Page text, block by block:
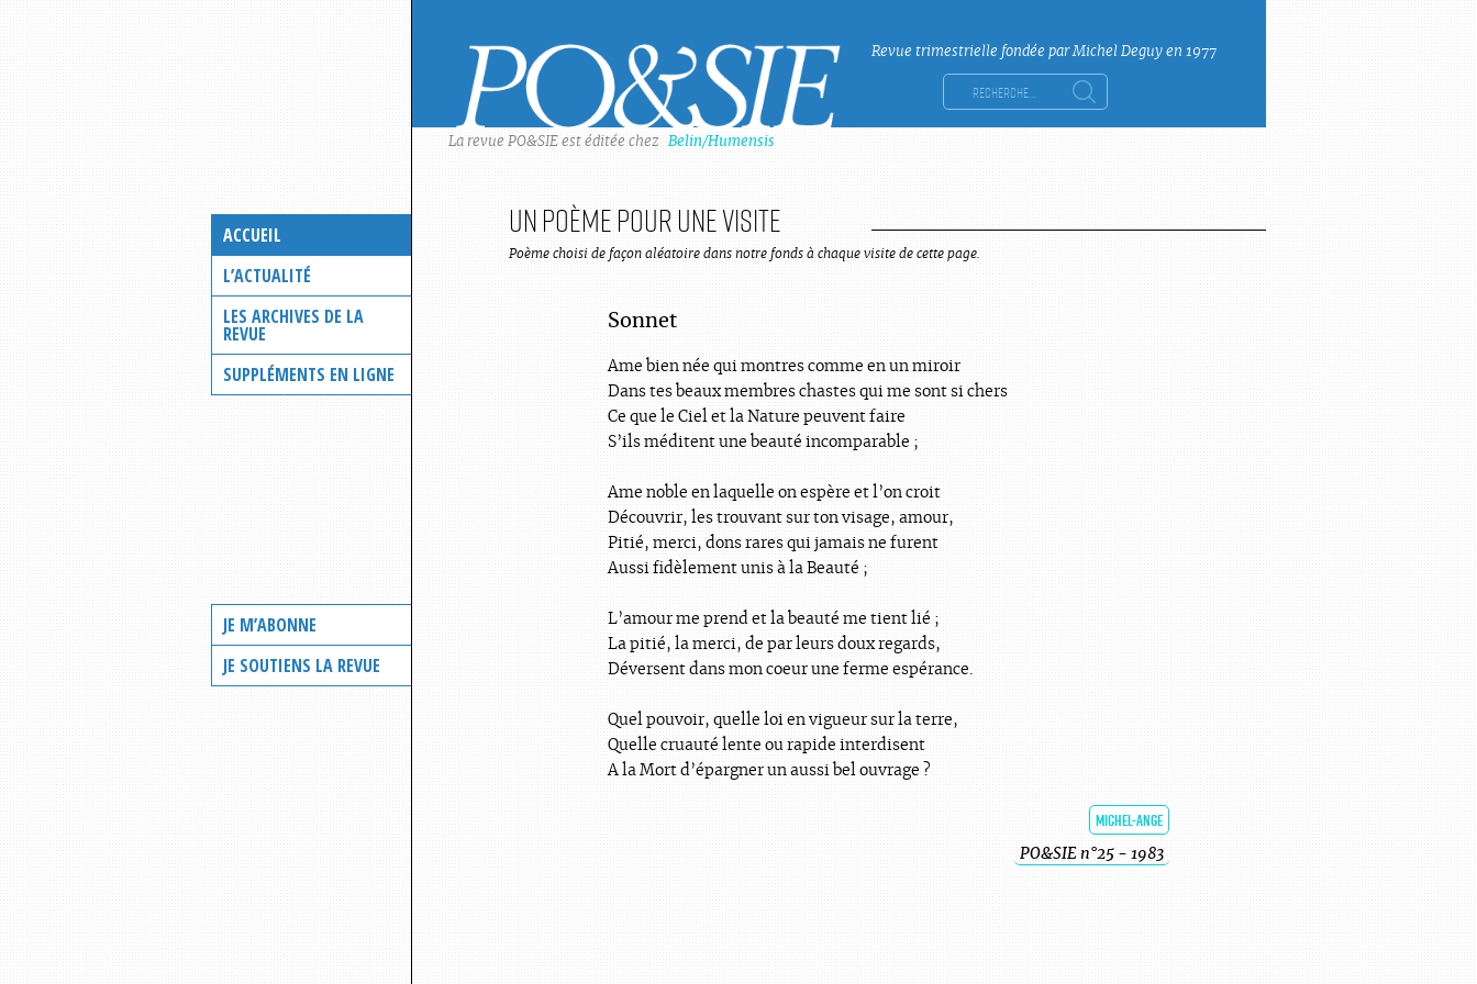
ACCUEIL
L’ACTUALITÉ
LES ARCHIVES DE LA
REVUE
SUPPLÉMENTS EN LIGNE
JE M’ABONNE
JE SOUTIENS LA REVUE
Revue trimestrielle fondée par Michel Deguy en 1977
Rechercher :
La revue PO&SIE est éditée chez Belin/Humensis
un Poème pour une visite
Poème choisi de façon aléatoire dans notre fonds à chaque visite de cette page.
Sonnet
Ame bien née qui montres comme en un miroir
Dans tes beaux membres chastes qui me sont si chers
Ce que le Ciel et la Nature peuvent faire
S’ils méditent une beauté incomparable ;
Ame noble en laquelle on espère et l’on croit
Découvrir, les trouvant sur ton visage, amour,
Pitié, merci, dons rares qui jamais ne furent
Aussi fidèlement unis à la Beauté ;
L’amour me prend et la beauté me tient lié ;
La pitié, la merci, de par leurs doux regards,
Déversent dans mon coeur une ferme espérance.
Quel pouvoir, quelle loi en vigueur sur la terre,
Quelle cruauté lente ou rapide interdisent
A la Mort d’épargner un aussi bel ouvrage ?
MICHEL-ANGE
PO&SIE n°25 - 1983